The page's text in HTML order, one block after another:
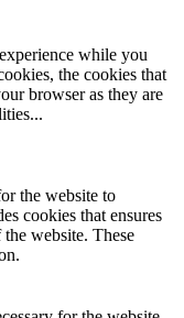
while you
the cookies that
browser as they are
...
the website to
cookies that ensures
website. These